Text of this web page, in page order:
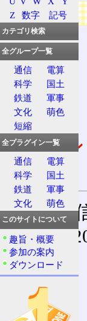
広告
コメ
通
(27-May-
Z
数字 記号
カテゴリ検索
全グループ一覧
通信
電算
科学
国土
鉄道
軍事
文化
萌色
短縮
全プラグイン一覧
通信
電算
科学
国土
鉄道
軍事
文化
萌色
このサイトについて
趣旨・概要
参加の案内
ダウンロード